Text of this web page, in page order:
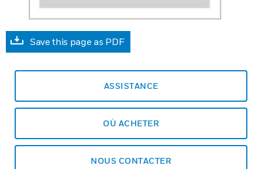
Save this page as PDF
ASSISTANCE
OÙ ACHETER
NOUS CONTACTER